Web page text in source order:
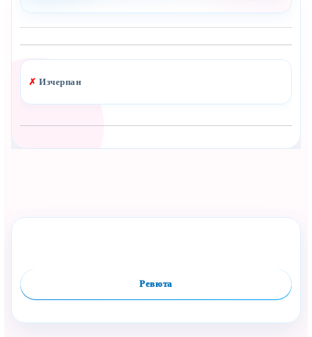
✗ Изчерпан
Ревюта